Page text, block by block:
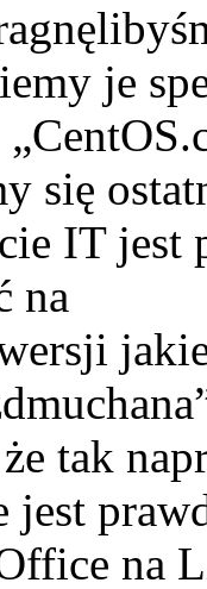
je
się
IT jest
na
tak
jest
na